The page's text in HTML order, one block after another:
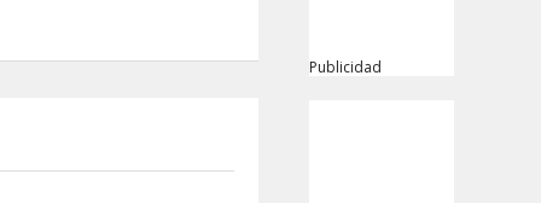
Publicidad